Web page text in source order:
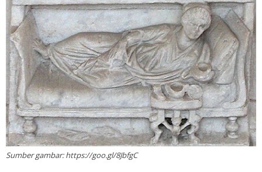
Sumber gambar: https://goo.gl/8JbfgC